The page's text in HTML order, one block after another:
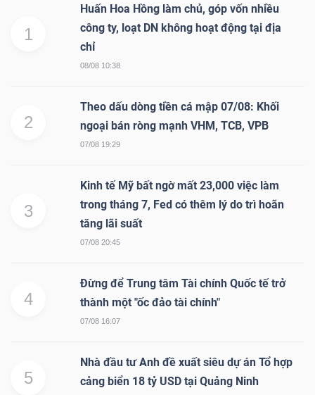
1
Huấn Hoa Hồng làm chủ, góp vốn nhiều
công ty, loạt DN không hoạt động tại địa
chỉ
08/08 10:38
2
Theo dấu dòng tiền cá mập 07/08: Khối
ngoại bán ròng mạnh VHM, TCB, VPB
07/08 19:29
3
Kinh tế Mỹ bất ngờ mất 23,000 việc làm
trong tháng 7, Fed có thêm lý do trì hoãn
tăng lãi suất
07/08 20:45
4
Đừng để Trung tâm Tài chính Quốc tế trở
thành một "ốc đảo tài chính"
07/08 16:07
5
Nhà đầu tư Anh đề xuất siêu dự án Tổ hợp
cảng biển 18 tỷ USD tại Quảng Ninh